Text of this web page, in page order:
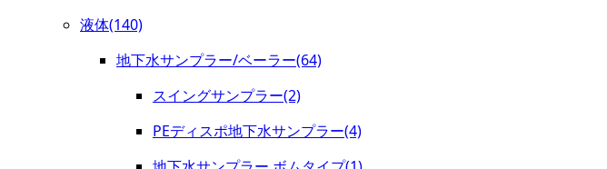
液体(140)
地下水サンプラー/ベーラー(64)
スイングサンプラー(2)
PEディスポ地下水サンプラー(4)